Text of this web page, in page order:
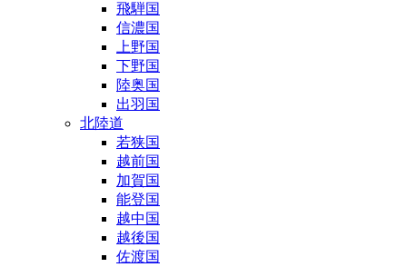
飛騨国
信濃国
上野国
下野国
陸奥国
出羽国
北陸道
若狭国
越前国
加賀国
能登国
越中国
越後国
佐渡国